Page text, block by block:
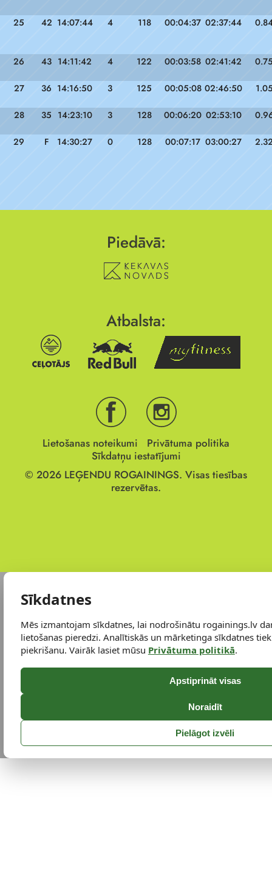
25 42 14:07:44 4 118 00:04:37 02:37:44
26 43 14:11:42 4 122 00:03:58 02:41:42
27 36 14:16:50 3 125 00:05:08 02:46:50
28 35 14:23:10 3 128 00:06:20 02:53:10
29 F 14:30:27 0 128 00:07:17 03:00:27
Piedāvā:
Atbalsta:
Lietošanas noteikumi
Privātuma politika
Sīkdatņu iestatījumi
© 2026 LEĢENDU ROGAININGS. Visas tiesības
rezervētas.
Sīkdatnes
Mēs izmantojam sīkdatnes, lai nodrošinātu rogainings.lv
lietošanas pieredzi. Analītiskās un mārketinga sīkdatnes
piekrišanu. Vairāk lasiet mūsu Privātuma politikā.
Apstiprināt visas
Noraidīt
Pielāgot izvēli